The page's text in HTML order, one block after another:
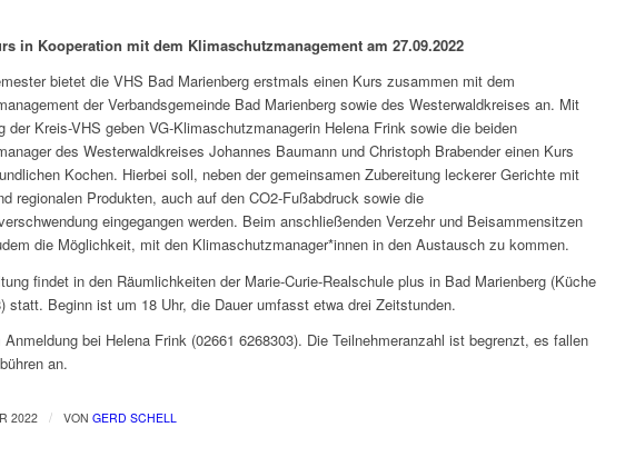
in Kooperation mit dem Klimaschutzmanagement am 27.09.2022
bietet die VHS Bad Marienberg erstmals einen Kurs zusammen mit dem
der Verbandsgemeinde Bad Marienberg sowie des Westerwaldkreises an. Mit
der Kreis-VHS geben VG-Klimaschutzmanagerin Helena Frink sowie die beiden
des Westerwaldkreises Johannes Baumann und Christoph Brabender einen Kurs
Kochen. Hierbei soll, neben der gemeinsamen Zubereitung leckerer Gerichte mit
regionalen Produkten, auch auf den CO2-Fußabdruck sowie die
eingegangen werden. Beim anschließenden Verzehr und Beisammensitzen
die Möglichkeit, mit den Klimaschutzmanager*innen in den Austausch zu kommen.
findet in den Räumlichkeiten der Marie-Curie-Realschule plus in Bad Marienberg (Küche
statt. Beginn ist um 18 Uhr, die Dauer umfasst etwa drei Zeitstunden.
bei Helena Frink (02661 6268303). Die Teilnehmeranzahl ist begrenzt, es fallen
an.
2022 / VON GERD SCHELL